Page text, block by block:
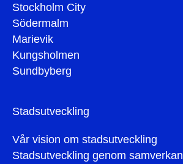
Stockholm City
Södermalm
Marievik
Kungsholmen
Sundbyberg
Stadsutveckling
Vår vision om stadsutveckling
Stadsutveckling genom samverkan